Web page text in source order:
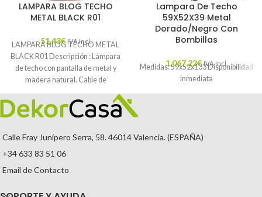
LAMPARA BLOG TECHO
METAL BLACK R01
51,43€ IVA Incl.
LAMPARA BLOG TECHO METAL
BLACK R01 Descripción : Lámpara
de techo con pantalla de metal y
madera natural. Cable de
suspensión
Lampara De Techo
59X52X39 Metal
Dorado/Negro Con
Bombillas
1.067,22€ IVA Incl.
Medidas: 59x52x133 Disponibilidad
inmediata
Calle Fray Junípero Serra, 58. 46014 Valencia. (ESPAÑA)
+34 633 83 51 06
Email de Contacto